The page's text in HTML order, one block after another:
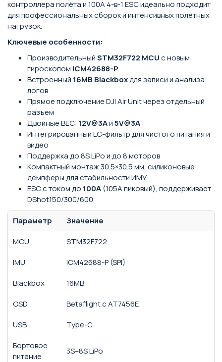
контроллера полёта и 100A 4-в-1 ESC идеально подходит
для профессиональных сборок и интенсивных полётных
нагрузок.
Ключевые особенности:
ПроизводительныйSTM32F722 MCUс новым
гироскопом ICM42688-P
Встроенный 16MB Blackboxдля записи и анализа
логов
Прямое подключение DJI Air Unit через отдельный
разъем
Двойные BEC: 12V@3Aи5V@3A
Интегрированный LC-фильтр для чистого питания и
видео
Поддержка до 8S LiPo и до 8 моторов
Компактный монтаж 30.5×30.5 мм, силиконовые
демпферы для стабильности ИМУ
ESC с током до 100A (105A пиковый), поддерживает
DShot150/300/600
Параметр
Значение
MCU
STM32F722
IMU
ICM42688-P (SPI)
Blackbox
16MB
OSD
Betaflight с AT7456E
USB
Type-C
Бортовое
питание
3S–8S LiPo